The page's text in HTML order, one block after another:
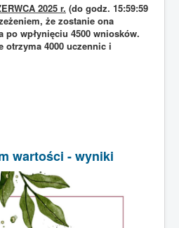
2025 r. (do godz. 15:59:59
że zostanie ona
po wpłynięciu 4500 wniosków.
otrzyma 4000 uczennic i
wartości - wyniki